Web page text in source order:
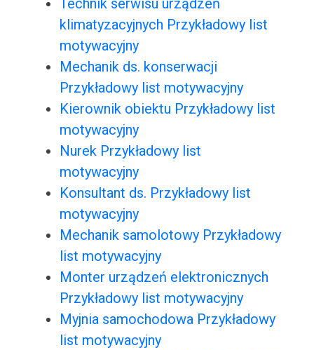
Technik serwisu urządzeń
klimatyzacyjnych Przykładowy list
motywacyjny
Mechanik ds. konserwacji
Przykładowy list motywacyjny
Kierownik obiektu Przykładowy list
motywacyjny
Nurek Przykładowy list
motywacyjny
Konsultant ds. Przykładowy list
motywacyjny
Mechanik samolotowy Przykładowy
list motywacyjny
Monter urządzeń elektronicznych
Przykładowy list motywacyjny
Myjnia samochodowa Przykładowy
list motywacyjny